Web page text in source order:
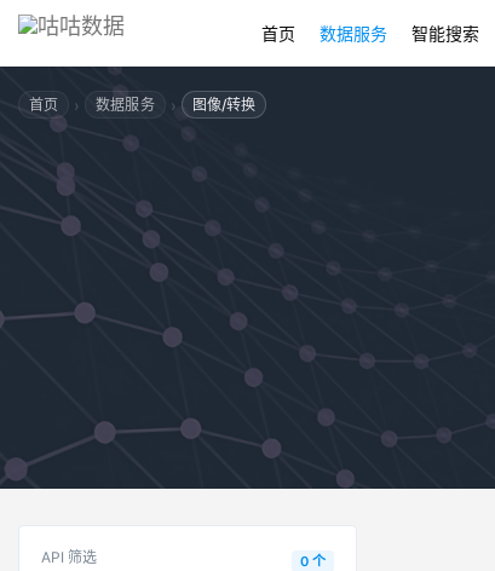
首页 数据服务 智能搜索
首页 › 数据服务 › 图像/转换
API 筛选
0 个